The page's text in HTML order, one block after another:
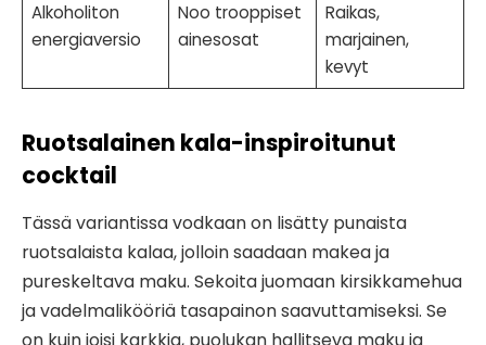
Alkoholiton
energiaversio
Noo trooppiset
ainesosat
Raikas,
marjainen,
kevyt
Ruotsalainen kala-inspiroitunut
cocktail
Tässä variantissa vodkaan on lisätty punaista
ruotsalaista kalaa, jolloin saadaan makea ja
pureskeltava maku. Sekoita juomaan kirsikkamehua
ja vadelmalikööriä tasapainon saavuttamiseksi. Se